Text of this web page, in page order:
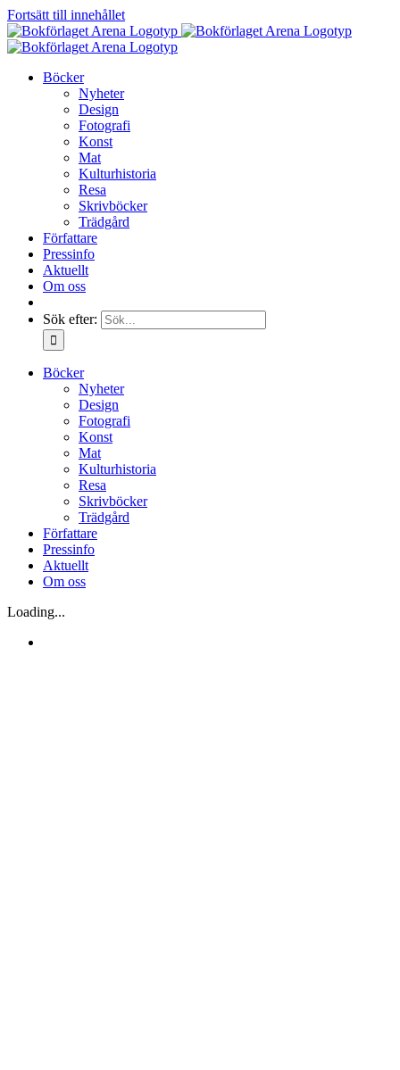
Fortsätt till innehållet
Böcker
Nyheter
Design
Fotografi
Konst
Mat
Kulturhistoria
Resa
Skrivböcker
Trädgård
Författare
Pressinfo
Aktuellt
Om oss
Sök efter:
Böcker
Nyheter
Design
Fotografi
Konst
Mat
Kulturhistoria
Resa
Skrivböcker
Trädgård
Författare
Pressinfo
Aktuellt
Om oss
Loading...